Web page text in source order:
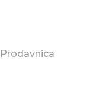
Prodavnica